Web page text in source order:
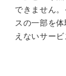
できません
スの一部を
えないサー